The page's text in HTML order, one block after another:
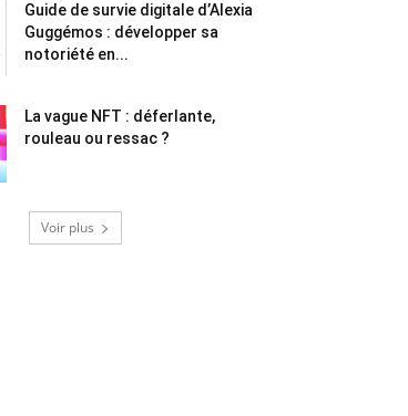
Guide de survie digitale d’Alexia
Guggémos : développer sa
notoriété en...
La vague NFT : déferlante,
rouleau ou ressac ?
Voir plus